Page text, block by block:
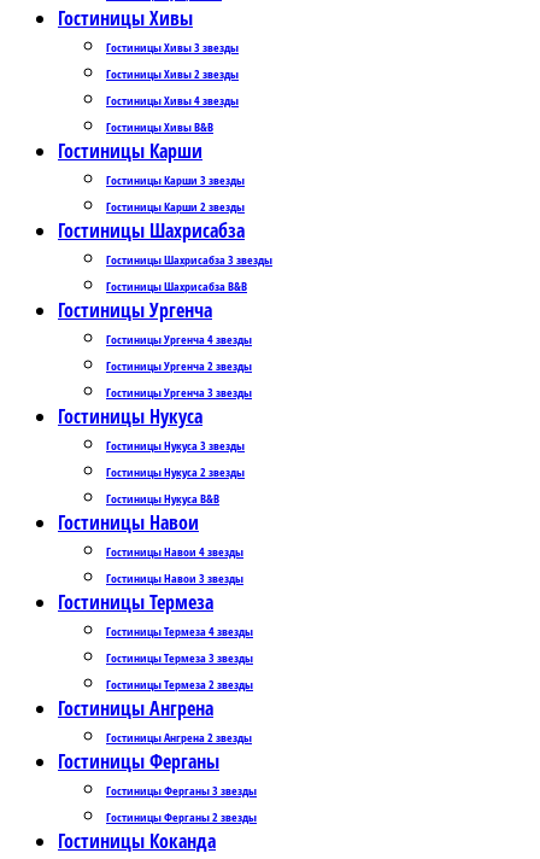
Гостиницы Хивы
Гостиницы Хивы 3 звезды
Гостиницы Хивы 2 звезды
Гостиницы Хивы 4 звезды
Гостиницы Хивы B&B
Гостиницы Карши
Гостиницы Карши 3 звезды
Гостиницы Карши 2 звезды
Гостиницы Шахрисабза
Гостиницы Шахрисабза 3 звезды
Гостиницы Шахрисабза B&B
Гостиницы Ургенча
Гостиницы Ургенча 4 звезды
Гостиницы Ургенча 2 звезды
Гостиницы Ургенча 3 звезды
Гостиницы Нукуса
Гостиницы Нукуса 3 звезды
Гостиницы Нукуса 2 звезды
Гостиницы Нукуса B&B
Гостиницы Навои
Гостиницы Навои 4 звезды
Гостиницы Навои 3 звезды
Гостиницы Термеза
Гостиницы Термеза 4 звезды
Гостиницы Термеза 3 звезды
Гостиницы Термеза 2 звезды
Гостиницы Ангрена
Гостиницы Ангрена 2 звезды
Гостиницы Ферганы
Гостиницы Ферганы 3 звезды
Гостиницы Ферганы 2 звезды
Гостиницы Коканда